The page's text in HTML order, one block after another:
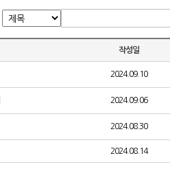
작성일
2024.09.10
2024.09.06
2024.08.30
2024.08.14